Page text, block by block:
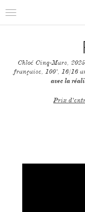
Toggle
Chloé Cinq-Mars,
française, 100', 16/16
avec la
Prix